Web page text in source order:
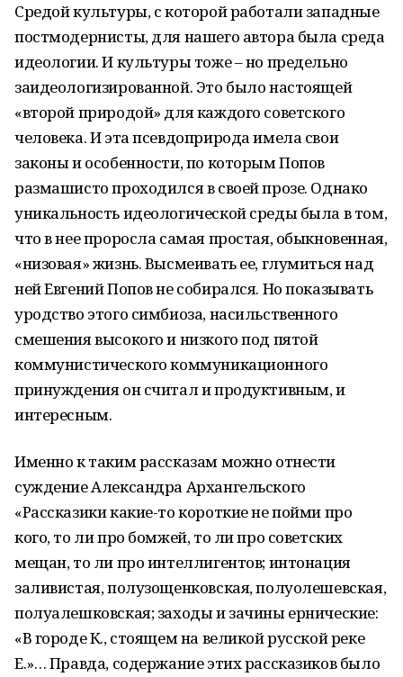
Средой культуры, с которой работали западные
постмодернисты, для нашего автора была среда
идеологии. И культуры тоже – но предельно
заидеологизированной. Это было настоящей
«второй природой» для каждого советского
человека. И эта псевдоприрода имела свои
законы и особенности, по которым Попов
размашисто проходился в своей прозе. Однако
уникальность идеологической среды была в том,
что в нее проросла самая простая, обыкновенная,
«низовая» жизнь. Высмеивать ее, глумиться над
ней Евгений Попов не собирался. Но показывать
уродство этого симбиоза, насильственного
смешения высокого и низкого под пятой
коммунистического коммуникационного
принуждения он считал и продуктивным, и
интересным.
Именно к таким рассказам можно отнести
суждение Александра Архангельского
«Рассказики какие-то короткие не пойми про
кого, то ли про бомжей, то ли про советских
мещан, то ли про интеллигентов; интонация
заливистая, полузощенковская, полуолешевская,
полуалешковская; заходы и зачины ернические:
«В городе К., стоящем на великой русской реке
Е.»… Правда, содержание этих рассказиков было